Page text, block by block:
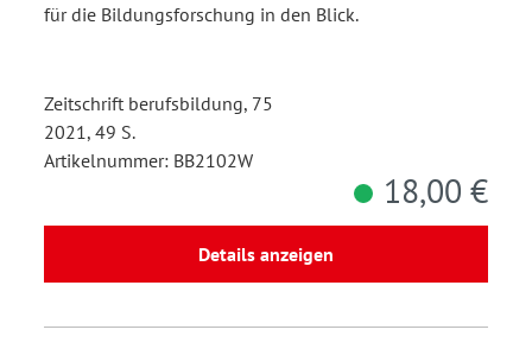
für die Bildungsforschung in den Blick.
Zeitschrift berufsbildung, 75
2021, 49 S.
Artikelnummer: BB2102W
18,00 €
Details anzeigen